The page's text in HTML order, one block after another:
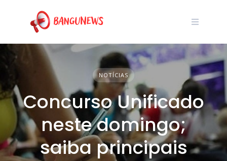
NOTÍCIAS
Concurso Unificado
neste domingo;
saiba principais